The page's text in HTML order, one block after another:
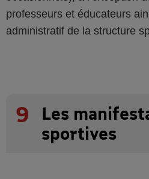
professeurs et éducateurs
administratif de la structure
9
Les
sportives